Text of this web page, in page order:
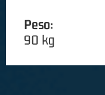
Peso:
90 kg